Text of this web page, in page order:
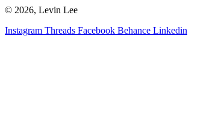
© 2026, Levin Lee
Instagram Threads Facebook Behance Linkedin